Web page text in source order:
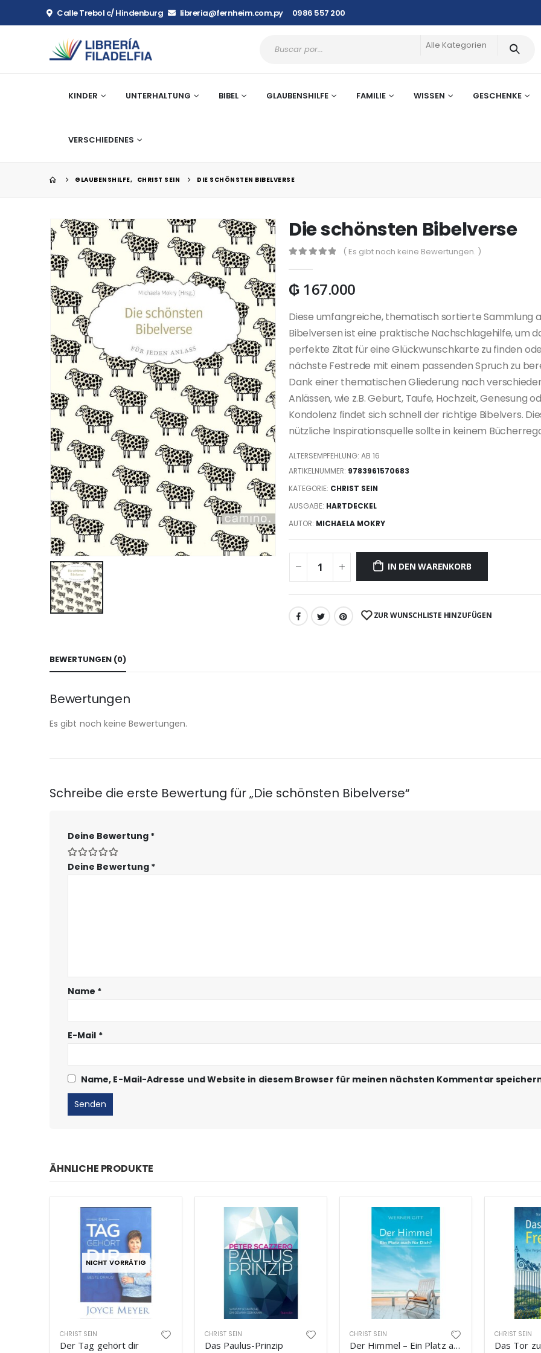
Calle Trebol c/ Hindenburg libreria@fernheim.com.py 0986 557 200
Alle Kategorien
KINDER UNTERHALTUNG BIBEL GLAUBENSHILFE FAMILIE WISSEN GESCHENKE
VERSCHIEDENES
GLAUBENSHILFE, CHRIST SEIN DIE SCHÖNSTEN BIBELVERSE
Die schönsten Bibelverse
( Es gibt noch keine Bewertungen. )
₲ 167.000
Diese umfangreiche, thematisch sortierte Sammlung
Bibelversen ist eine praktische Nachschlagehilfe, um
perfekte Zitat für eine Glückwunschkarte zu finden
nächste Festrede mit einem passenden Spruch zu
Dank einer thematischen Gliederung nach
Anlässen, wie z.B. Geburt, Taufe, Hochzeit, Genesung
Kondolenz findet sich schnell der richtige Bibelvers.
nützliche Inspirationsquelle sollte in keinem
ALTERSEMPFEHLUNG: AB 16
ARTIKELNUMMER: 9783961570683
KATEGORIE: CHRIST SEIN
AUSGABE: HARTDECKEL
AUTOR: MICHAELA MOKRY
IN DEN WARENKORB
ZUR WUNSCHLISTE HINZUFÜGEN
BEWERTUNGEN (0)
Bewertungen
Es gibt noch keine Bewertungen.
Schreibe die erste Bewertung für „Die schönsten Bibelverse“
Deine Bewertung *
Deine Bewertung *
Name *
E-Mail *
Name, E-Mail-Adresse und Website in diesem Browser für meinen nächsten Kommentar
ÄHNLICHE PRODUKTE
NICHT VORRÄTIG
CHRIST SEIN
Der Tag gehört dir
CHRIST SEIN
Das Paulus-Prinzip
CHRIST SEIN
Der Himmel – Ein Platz auch für Dich?
CHRIST SEIN
Das Tor